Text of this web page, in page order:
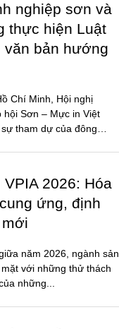
nghiệp sơn và
thực hiện Luật
văn bản hướng
Chí Minh, Hội nghị
Sơn – Mực in Việt
tham dự của đông
2026: Hóa
ứng, định
năm 2026, ngành sản
với những thử thách
những...